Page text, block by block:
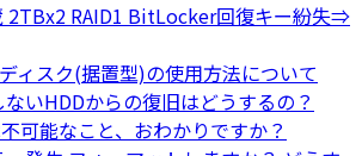
2TBx2 RAID1 BitLocker回復キー紛失⇒
ィスク(据置型)の使用方法について
いHDDからの復旧はどうするの？
可能なこと、おわかりですか？